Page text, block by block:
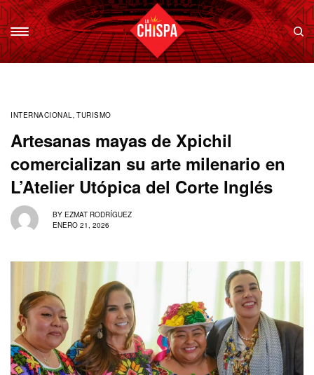
INTERNACIONAL, TURISMO
Artesanas mayas de Xpichil
comercializan su arte milenario en
L’Atelier Utópica del Corte Inglés
BY EZMAT RODRÍGUEZ
ENERO 21, 2026